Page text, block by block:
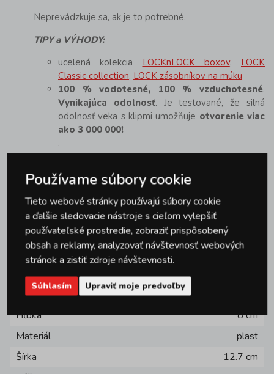
Neprevádzkuje sa, ak je to potrebné.
TIPY a VÝHODY:
ucelená kolekcia LOCKnLOCK boxov, LOCK
Classic collection, LOCK zásobníkov na múku
100 % vodotesné, 100 % vzduchotesné.
Vynikajúca odolnosť. Je testované, že silná
odolnosť veka s klipmi umožňuje otvorenie viac
ako 3 000 000!
.
Dóza na špagetyuchováva potraviny dlhšie čerstvé a
vedieť, koľko špagiet vám zostalo...
Parametre produktu
Značka
Farba
Hĺbka
8 cm
Materiál
plast
Šírka
12.7 cm
Používame súbory cookie
Tieto webové stránky používajú súbory cookie
a ďalšie sledovacie nástroje s cieľom vylepšiť
používateľské prostredie, zobraziť prispôsobený
obsah a reklamy, analyzovať návštevnosť webových
stránok a zistiť zdroje návštevnosti.
Súhlasím Upraviť moje predvoľby